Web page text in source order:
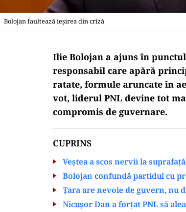
Bolojan faultează ieșirea din criză
Ilie Bolojan a ajuns în
responsabil care apără
ratate, formule aruncate în
vot, liderul PNL devine tot
compromis de guvernare.
CUPRINS
Veștea a scos nervii la suprafață
Bolojan confundă partidul cu
Țara are nevoie de guvern, nu
Nicușor Dan a forțat PNL să